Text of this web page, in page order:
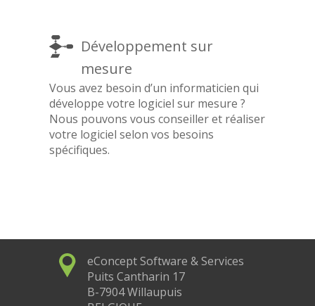
Développement sur
mesure
Vous avez besoin d’un informaticien qui
développe votre logiciel sur mesure ?
Nous pouvons vous conseiller et réaliser
votre logiciel selon vos besoins
spécifiques.
eConcept Software & Services
Puits Cantharin 17
B-7904 Willaupuis